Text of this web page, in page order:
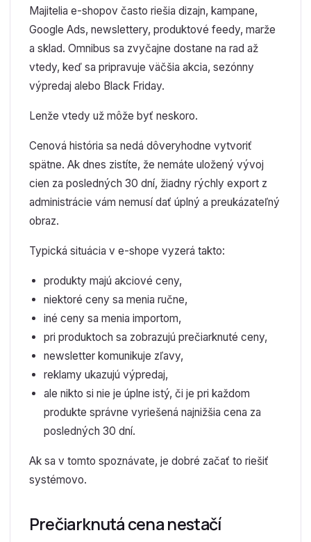
Majitelia e-shopov často riešia dizajn, kampane,
Google Ads, newslettery, produktové feedy, marže
a sklad. Omnibus sa zvyčajne dostane na rad až
vtedy, keď sa pripravuje väčšia akcia, sezónny
výpredaj alebo Black Friday.
Lenže vtedy už môže byť neskoro.
Cenová história sa nedá dôveryhodne vytvoriť
spätne. Ak dnes zistíte, že nemáte uložený vývoj
cien za posledných 30 dní, žiadny rýchly export z
administrácie vám nemusí dať úplný a preukázateľný
obraz.
Typická situácia v e-shope vyzerá takto:
produkty majú akciové ceny,
niektoré ceny sa menia ručne,
iné ceny sa menia importom,
pri produktoch sa zobrazujú prečiarknuté ceny,
newsletter komunikuje zľavy,
reklamy ukazujú výpredaj,
ale nikto si nie je úplne istý, či je pri každom
produkte správne vyriešená najnižšia cena za
posledných 30 dní.
Ak sa v tomto spoznávate, je dobré začať to riešiť
systémovo.
Prečiarknutá cena nestačí